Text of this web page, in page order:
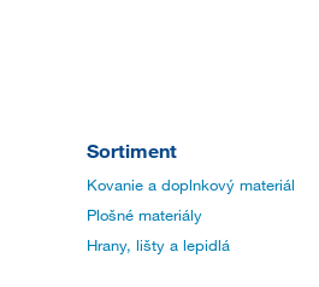
Sortiment
Kovanie a doplnkový materiál
Plošné materiály
Hrany, lišty a lepidlá